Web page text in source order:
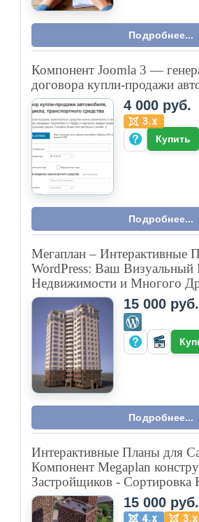
Подробнее...
Компонент Joomla 3 —
договора купли-продажи
4 000 руб.
Купить
Подробнее...
Мегаплан – Интерактивные
WordPress: Ваш Визуальный
Недвижимости и Многого
15 000 руб.
Подробнее...
Интерактивные Планы для
Компонент Megaplan
Застройщиков - Сортировка
15 000 руб.